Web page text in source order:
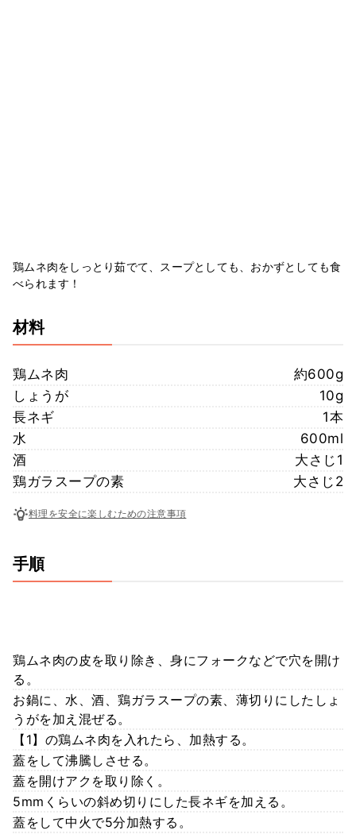
鶏ムネ肉をしっとり茹でて、スープとしても、おかずとしても食
べられます！
材料
鶏ムネ肉
約600g
しょうが
10g
長ネギ
1本
水
600ml
酒
大さじ1
鶏ガラスープの素
大さじ2
料理を安全に楽しむための注意事項
手順
鶏ムネ肉の皮を取り除き、身にフォークなどで穴を開け
る。
お鍋に、水、酒、鶏ガラスープの素、薄切りにしたしょ
うがを加え混ぜる。
【1】の鶏ムネ肉を入れたら、加熱する。
蓋をして沸騰しさせる。
蓋を開けアクを取り除く。
5mmくらいの斜め切りにした長ネギを加える。
蓋をして中火で5分加熱する。